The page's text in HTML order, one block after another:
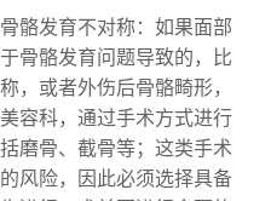
骼发育不对称：如果面部
骨骼发育问题导致的，比
，或者外伤后骨骼畸形，
容科，通过手术方式进行
磨骨、截骨等；这类手术
风险，因此必须选择具备